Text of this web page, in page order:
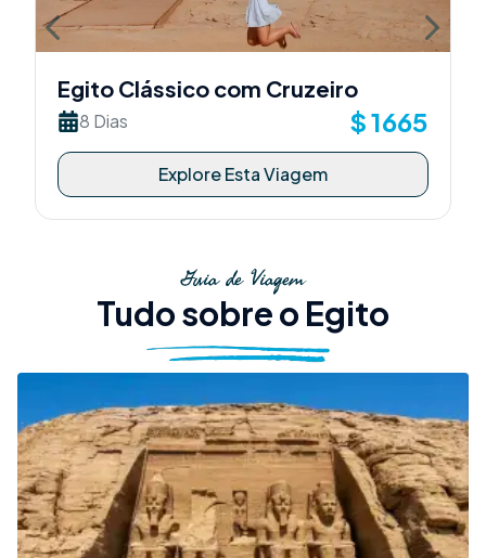
Egito Clássico com Cruzeiro
8 Dias $1665
Explore Esta Viagem
Previous slide Next
Guia de Viagem
Tudo sobre o Egito